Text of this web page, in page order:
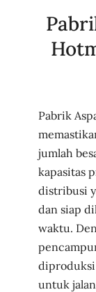
Pabrik
jumlah
kapasitas
distribusi
dan siap
waktu.
diproduksi
untuk